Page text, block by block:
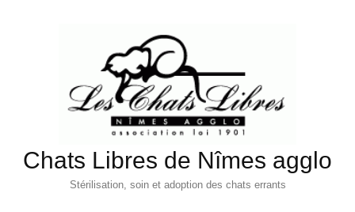
Chats Libres de Nîmes agglo
Stérilisation, soin et adoption des chats errants